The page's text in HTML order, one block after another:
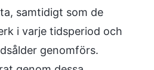
samtidigt som de
i varje tidsperiod och
genomförs.